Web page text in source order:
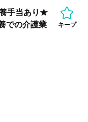
手当あり★
での介護業
キープ